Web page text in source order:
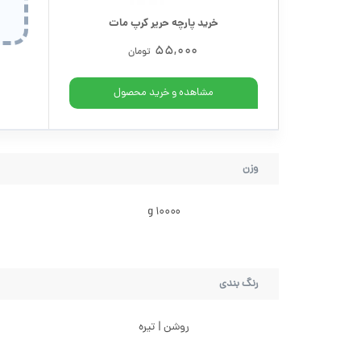
خرید پارچه حریر کرپ مات
55,000 تومان
مشاهده و خرید محصول
وزن
10000 g
رنگ بندی
روشن | تیره